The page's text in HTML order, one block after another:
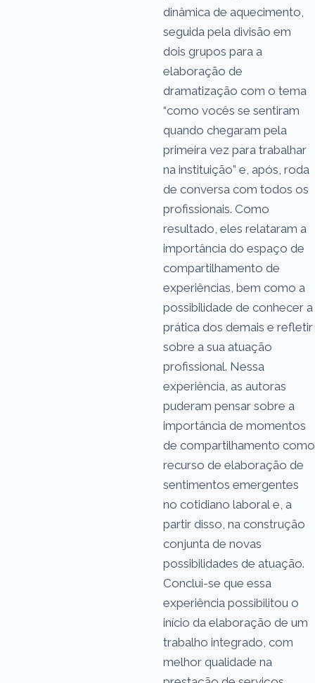
dinâmica de aquecimento,
seguida pela divisão em
dois grupos para a
elaboração de
dramatização com o tema
“como vocês se sentiram
quando chegaram pela
primeira vez para trabalhar
na instituição” e, após, roda
de conversa com todos os
profissionais. Como
resultado, eles relataram a
importância do espaço de
compartilhamento de
experiências, bem como a
possibilidade de conhecer a
prática dos demais e refletir
sobre a sua atuação
profissional. Nessa
experiência, as autoras
puderam pensar sobre a
importância de momentos
de compartilhamento como
recurso de elaboração de
sentimentos emergentes
no cotidiano laboral e, a
partir disso, na construção
conjunta de novas
possibilidades de atuação.
Conclui-se que essa
experiência possibilitou o
início da elaboração de um
trabalho integrado, com
melhor qualidade na